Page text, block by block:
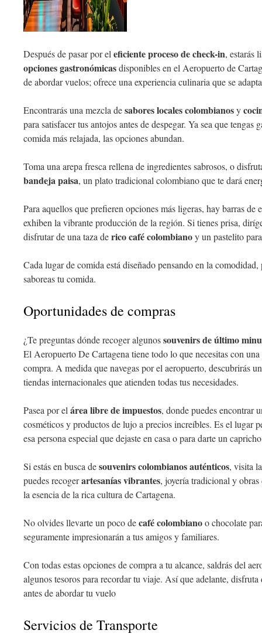
Después de pasar por el eficiente proceso de check-in, estarás
opciones gastronómicasdisponibles en el Aeropuerto de
de abordar vuelos; ofrece una experiencia culinaria que se
Encontrarás una mezcla desabores locales colombianosy
para satisfacer tus antojos antes de despegar. Ya sea que tengas
comida más relajada, las opciones abundan.
Toma una arepa fresca rellena de ingredientes sabrosos, o
bandeja paisa, un plato tradicional colombiano que te dará
Para aquellos que prefieren opciones más ligeras, hay barras de
exhiben la vibrante producción de la región. Si tienes prisa,
disfrutar de una taza derico café colombianoy un pastelito
Cada lugar de comida está diseñado pensando en la
saboreas tu comida.
Oportunidades de compras
¿Te preguntas dónde recoger algunossouvenirs de último
El Aeropuerto De Cartagena tiene todo lo que necesitas con
compra. A medida que navegas por el aeropuerto, descubrirás
tiendas internacionales que atienden todas tus necesidades.
Pasea por el área libre de impuestos, donde puedes encontrar
cosméticos y productos de lujo a precios increíbles. Es el lugar
esa persona especial que dejaste en casa o para darte un
Si estás en busca desouvenirs colombianos auténticos, visita
puedes recogerartesanías vibrantes, joyería tradicional y
la esencia de la rica cultura de Cartagena.
No olvides llevarte un poco decafé colombianoo chocolate
seguramente impresionarán a tus amigos y familiares.
Con todas estas opciones de compra a tu alcance, saldrás del
algunos tesoros para recordar tu viaje. Así que adelante,
antes de abordar tu vuelo
Servicios de Transporte